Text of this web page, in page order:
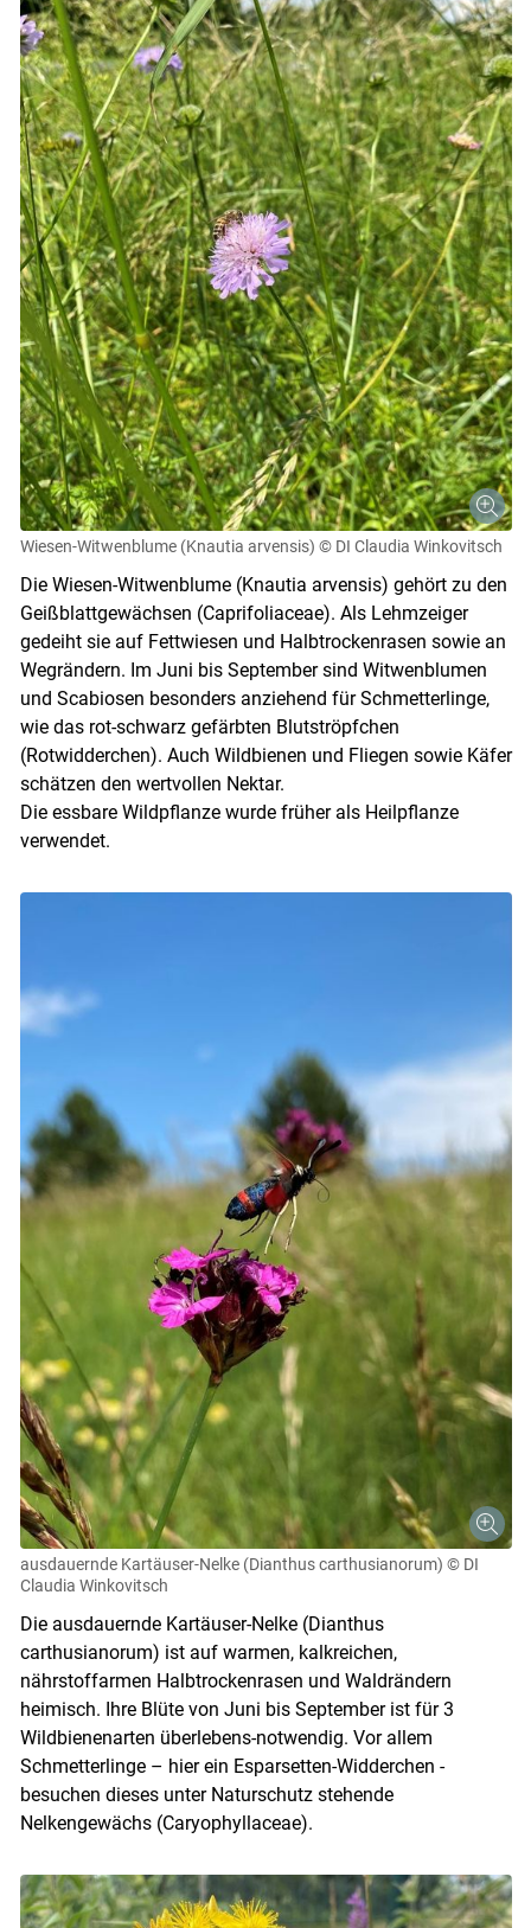
Wiesen-Witwenblume (Knautia arvensis) © DI Claudia Winkovitsch
Die Wiesen-Witwenblume (Knautia arvensis) gehört zu den
Geißblattgewächsen (Caprifoliaceae). Als Lehmzeiger
gedeiht sie auf Fettwiesen und Halbtrockenrasen sowie an
Wegrändern. Im Juni bis September sind Witwenblumen
und Scabiosen besonders anziehend für Schmetterlinge,
wie das rot-schwarz gefärbten Blutströpfchen
(Rotwidderchen). Auch Wildbienen und Fliegen sowie Käfer
schätzen den wertvollen Nektar.
Die essbare Wildpflanze wurde früher als Heilpflanze
verwendet.
ausdauernde Kartäuser-Nelke (Dianthus carthusianorum) © DI
Claudia Winkovitsch
Die ausdauernde Kartäuser-Nelke (Dianthus
carthusianorum) ist auf warmen, kalkreichen,
nährstoffarmen Halbtrockenrasen und Waldrändern
heimisch. Ihre Blüte von Juni bis September ist für 3
Wildbienenarten überlebens-notwendig. Vor allem
Schmetterlinge – hier ein Esparsetten-Widderchen -
besuchen dieses unter Naturschutz stehende
Nelkengewächs (Caryophyllaceae).